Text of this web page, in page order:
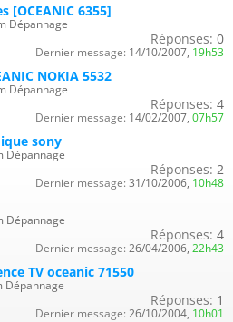
[OCEANIC 6355]
Dépannage
Réponses: 0
Dernier message: 14/10/2007, 19h53
NOKIA 5532
Dépannage
Réponses: 4
Dernier message: 14/02/2007, 07h57
sony
Dépannage
Réponses: 2
Dernier message: 31/10/2006, 10h48
Dépannage
Réponses: 4
Dernier message: 26/04/2006, 22h43
TV oceanic 71550
Dépannage
Réponses: 1
Dernier message: 26/10/2004, 10h01